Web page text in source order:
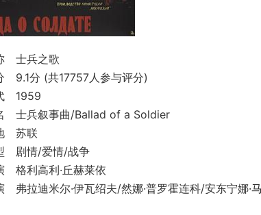
兵之歌
9.1分 (共17757人参与评分)
兵叙事曲/Ballad of a Soldier
苏联
情/爱情/战争
利高利·丘赫莱依
迪米尔·伊瓦绍夫/然娜·普罗霍连科/安东宁娜·马